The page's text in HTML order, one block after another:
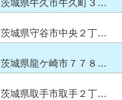
茨城県牛久市牛久町３…
茨城県守谷市中央２丁…
茨城県龍ケ崎市７７８…
茨城県取手市取手２丁…